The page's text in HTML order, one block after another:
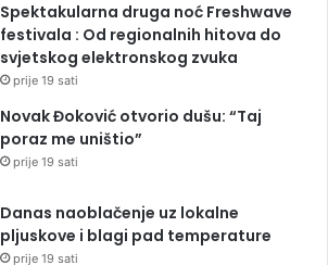
Spektakularna druga noć Freshwave
festivala : Od regionalnih hitova do
svjetskog elektronskog zvuka
prije 19 sati
Novak Đoković otvorio dušu: “Taj
poraz me uništio”
prije 19 sati
Danas naoblačenje uz lokalne
pljuskove i blagi pad temperature
prije 19 sati